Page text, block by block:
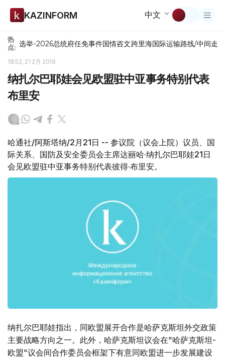
KAZINFORM 中文
热
点: 选举-2026总统府任免事件国情咨文跨里海国际运输路线/中间走廊
18:52, 21 2月 2019
纳扎尔巴耶娃会见欧盟驻中亚事务特别代表
布里安
哈通社/阿斯塔纳/2月21日 -- 参议院（议会上院）议员、国
际关系、国防及安全委员会主席达丽哈·纳扎尔巴耶娃21日
会见欧盟驻中亚事务特别代表彼得·布里安。
纳扎尔巴耶娃指出，同欧盟展开合作是哈萨克斯坦外交政策
主要战略方向之一。此外，哈萨克斯坦议会在"哈萨克斯坦-
欧盟"议会间合作委员会框架下有意同欧盟进一步发展建设